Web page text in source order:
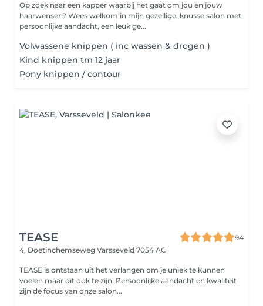
Op zoek naar een kapper waarbij het gaat om jou en jouw
haarwensen? Wees welkom in mijn gezellige, knusse salon met
persoonlijke aandacht, een leuk ge...
Volwassene knippen ( inc wassen & drogen )
Kind knippen tm 12 jaar
Pony knippen / contour
TEASE
94
4, Doetinchemseweg Varsseveld 7054 AC
TEASE is ontstaan uit het verlangen om je uniek te kunnen
voelen maar dit ook te zijn. Persoonlijke aandacht en kwaliteit
zijn de focus van onze salon...